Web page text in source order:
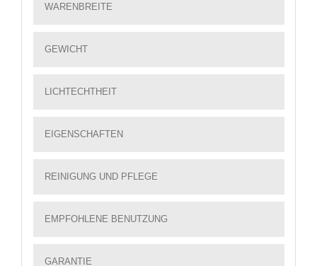
WARENBREITE
GEWICHT
LICHTECHTHEIT
EIGENSCHAFTEN
REINIGUNG UND PFLEGE
EMPFOHLENE BENUTZUNG
GARANTIE